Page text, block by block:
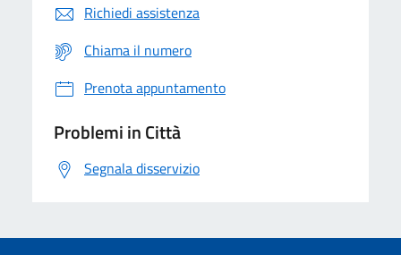
Richiedi assistenza
Chiama il numero
Prenota appuntamento
Problemi in Città
Segnala disservizio